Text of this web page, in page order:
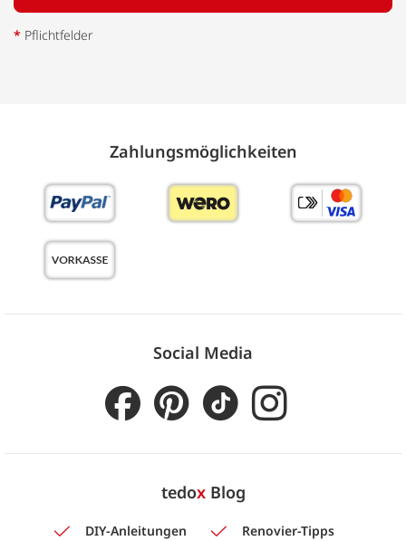
* Pflichtfelder
Zahlungs­möglich­keiten
Social Media
tedoxBlog
DIY-Anleitungen
Renovier-Tipps